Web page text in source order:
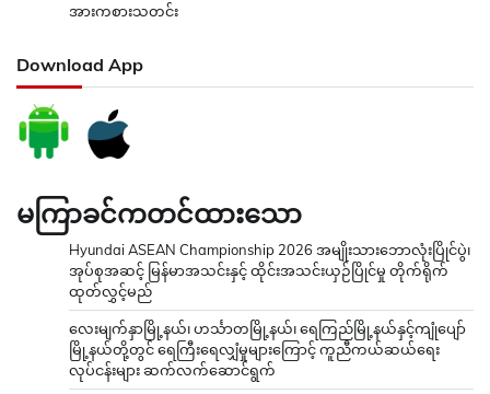
အားကစားသတင်း
Download App
မကြာခင်ကတင်ထားသော
Hyundai ASEAN Championship 2026 အမျိုးသားဘောလုံးပြိုင်ပွဲ၊
အုပ်စုအဆင့် မြန်မာအသင်းနှင့် ထိုင်းအသင်းယှဉ်ပြိုင်မှု တိုက်ရိုက်
ထုတ်လွှင့်မည်
လေးမျက်နှာမြို့နယ်၊ ဟင်္သာတမြို့နယ်၊ ရေကြည်မြို့နယ်နှင့်ကျုံပျော်
မြို့နယ်တို့တွင် ရေကြီးရေလျှံမှုများကြောင့် ကူညီကယ်ဆယ်ရေး
လုပ်ငန်းများ ဆက်လက်ဆောင်ရွက်